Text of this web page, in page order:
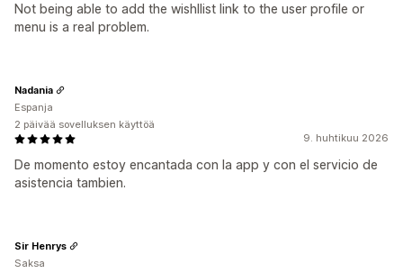
Not being able to add the wishllist link to the user profile or
menu is a real problem.
9. huhtikuu 2026
De momento estoy encantada con la app y con el servicio de
asistencia tambien.
Nadania
Espanja
2 päivää sovelluksen käyttöä
Sir Henrys
Saksa